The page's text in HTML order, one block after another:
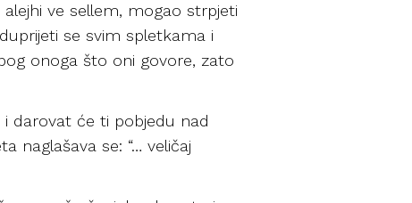
ve sellem, mogao strpjeti
se svim spletkama i
onoga što oni govore, zato
i darovat će ti pobjedu nad
naglašava se: “… veličaj